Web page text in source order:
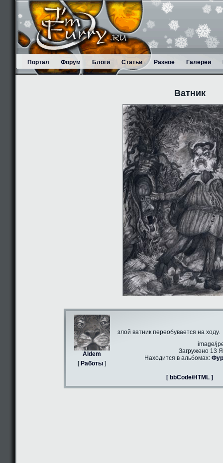
Портал Форум Блоги Статьи Разное Галереи
Ватник
Aldem
[ Работы ]
злой ватник переобувается на ходу.
image/
Загружено 13
Находится в альбомах:
[ bbCode/HTML ]